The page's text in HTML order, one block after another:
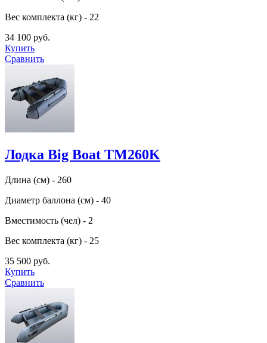
Вес комплекта (кг) - 22
34 100 руб.
Купить
Сравнить
Лодка Big Boat TM260K
Длина (см) - 260
Диаметр баллона (см) - 40
Вместимость (чел) - 2
Вес комплекта (кг) - 25
35 500 руб.
Купить
Сравнить